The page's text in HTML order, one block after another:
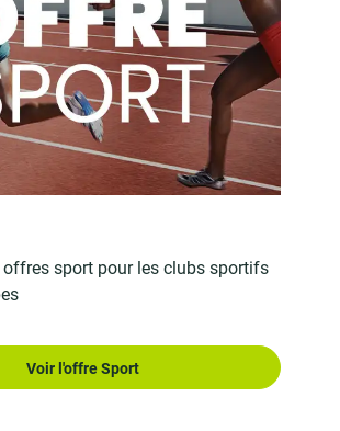
offres sport pour les clubs sportifs
Voir l'offre Sport